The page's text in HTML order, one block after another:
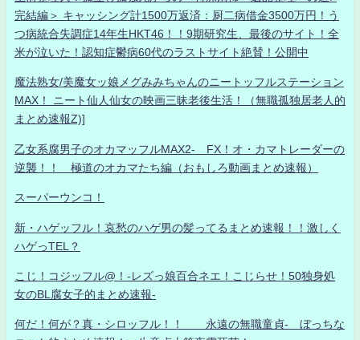
完結編＞ キャッシング計1500万返済：厨二病借金3500万円！う
つ病統合失調症14年生HKT46！！9期研究生、最後のサイト！全
米が泣いた！認知症鬱病60代のラストサイト絶賛！公開中
魔法熟女/美魔女ッ娘メグみみちゃんのニートッフルステーション
MAX！ ニート仙人仙女の映画三昧老後生活！（無職孤独居老人的
まとめ速報Z)]
乙女系腐男子のオカマッフルMAX2- FX！オ・カマトレーダーの
逆襲！！ 極道のオカマたち編（おもしろ動画まとめ速報）
スーパーウンコ！
新・ハゲッフル！哀愁のハゲ男の髪ってるまとめ速報！！激しく
ハゲっTEL？
こじ！コジッフル@！-レズっ娘百合ネエ！こじらせ！50独身処
女のBL腐女子的まとめ速報-
何だ！何が？真・シロッフル！！ 永遠の無職童貞- ぼっちな